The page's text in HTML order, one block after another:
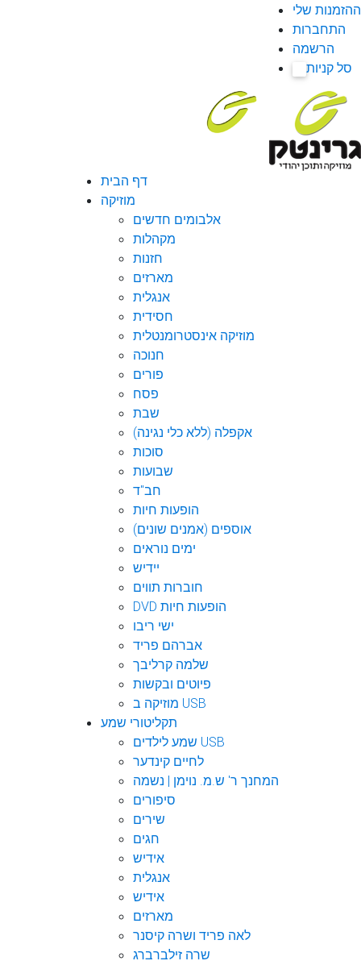
ההזמנות שלי
התחברות
הרשמה
סל קניות
דף הבית
מוזיקה
אלבומים חדשים
מקהלות
חזנות
מארזים
אנגלית
חסידית
מוזיקה אינסטרומנטלית
חנוכה
פורים
פסח
שבת
אקפלה (ללא כלי נגינה)
סוכות
שבועות
חב"ד
הופעות חיות
אוספים (אמנים שונים)
ימים נוראים
יידיש
חוברות תווים
DVD הופעות חיות
ישי ריבו
אברהם פריד
שלמה קרליבך
פיוטים ובקשות
מוזיקה ב USB
תקליטורי שמע
שמע לילדים USB
לחיים קינדער
המחנך ר' ש.מ. נוימן | נשמה
סיפורים
שירים
חגים
אידיש
אנגלית
אידיש
מארזים
לאה פריד ושרה קיסנר
שרה זילברברג